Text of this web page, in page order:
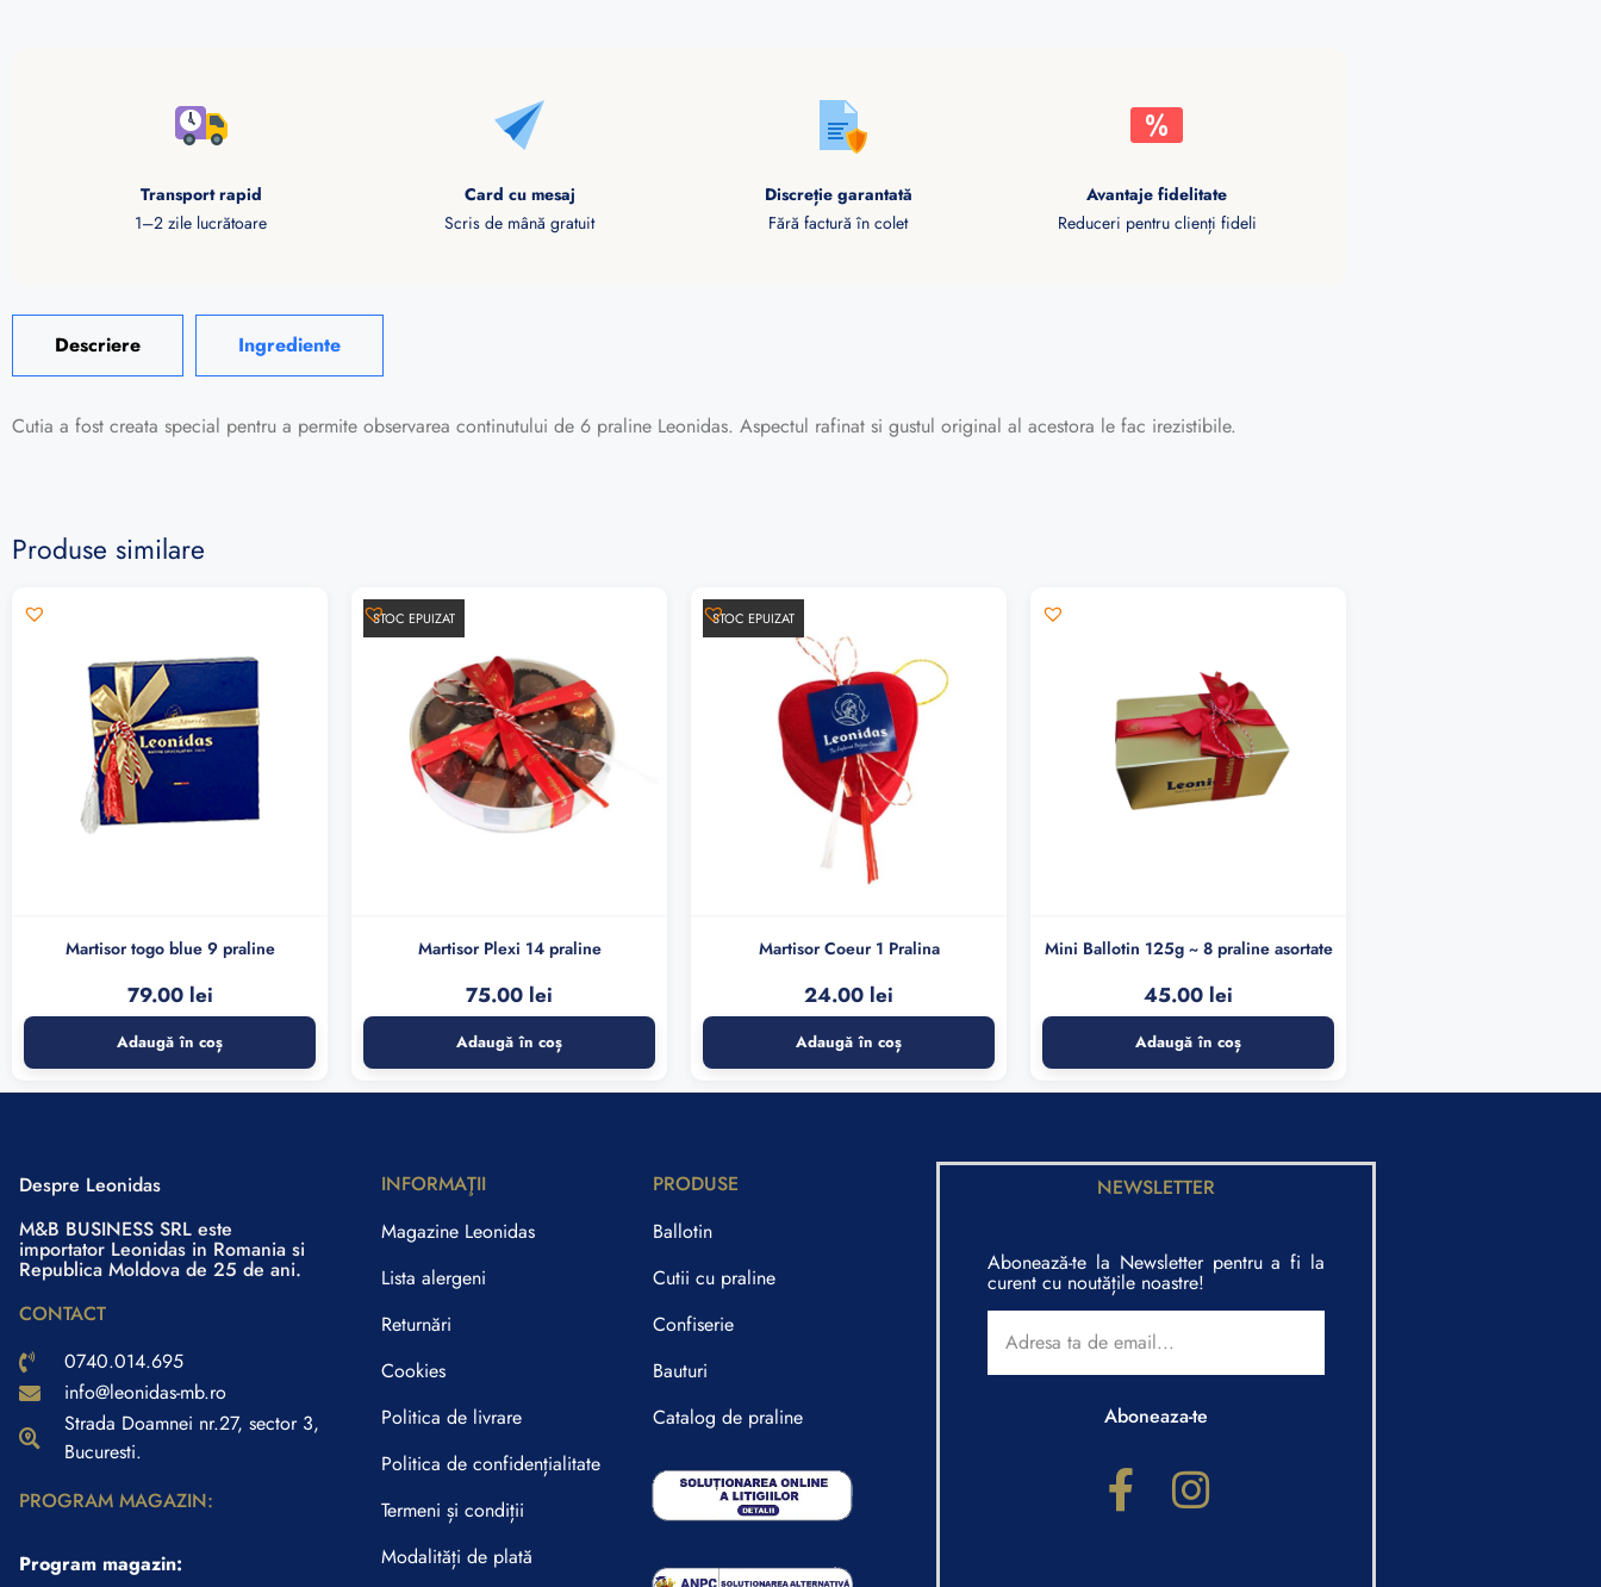
Transport rapid
1–2 zile lucrătoare
Card cu mesaj
Scris de mână gratuit
Discreție garantată
Fără factură în colet
Avantaje fidelitate
Reduceri pentru clienți fideli
Descriere Ingrediente
Cutia a fost creata special pentru a permite observarea continutului de 6 praline Leonidas. Aspectul rafinat si gustul original al acestora le fac irezistibile.
Produse similare
Martisor togo blue 9 praline
79.00 lei
Adaugă în coș
STOC EPUIZAT
Martisor Plexi 14 praline
75.00 lei
Adaugă în coș
STOC EPUIZAT
Martisor Coeur 1 Pralina
24.00 lei
Adaugă în coș
Mini Ballotin 125g ~ 8 praline asortate
45.00 lei
Adaugă în coș
Despre Leonidas
M&B BUSINESS SRL este
importator Leonidas in Romania si
Republica Moldova de 25 de ani.
CONTACT
0740.014.695
info@leonidas-mb.ro
Strada Doamnei nr.27, sector 3,
Bucuresti.
PROGRAM MAGAZIN:
Program magazin:
INFORMAŢII
Magazine Leonidas
Lista alergeni
Returnări
Cookies
Politica de livrare
Politica de confidențialitate
Termeni și condiții
Modalități de plată
PRODUSE
Ballotin
Cutii cu praline
Confiserie
Bauturi
Catalog de praline
NEWSLETTER
Abonează-te la Newsletter pentru a fi la
curent cu noutățile noastre!
Aboneaza-te